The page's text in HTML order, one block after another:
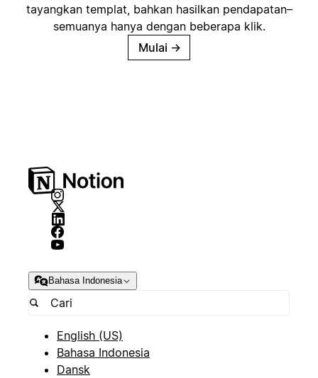
tayangkan templat, bahkan hasilkan pendapatan–
semuanya hanya dengan beberapa klik.
Mulai →
Bahasa Indonesia
English (US)
Bahasa Indonesia
Dansk